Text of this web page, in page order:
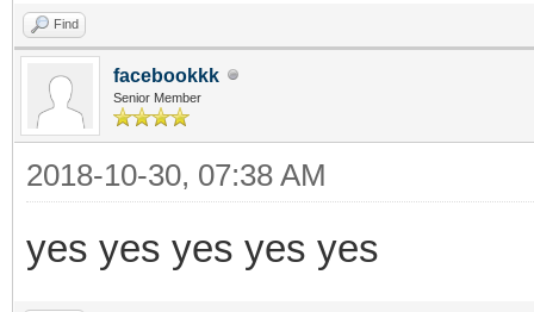
Find
facebookkk
Senior Member
2018-10-30, 07:38 AM
yes yes yes yes yes